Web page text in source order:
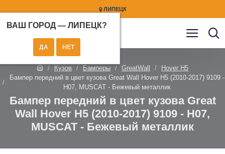
ЛИПЕЦК
ВАШ ГОРОД — ЛИПЕЦК?
Кузов Бамперы GreatWall
Hover H5
Бампер передний в цвет кузова Great Wall Hover H5 (2010-2017) 9109 -
H07, MUSCAT - Бежевый металлик
Бампер передний в цвет кузова Great
Wall Hover H5 (2010-2017) 9109 - H07,
MUSCAT - Бежевый металлик